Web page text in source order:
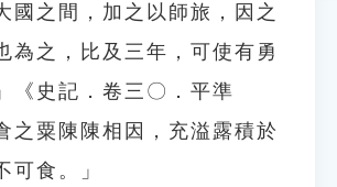
國之間，加之以師旅，因之
為之，比及三年，可使有勇
《史記．卷三〇．平準
之粟陳陳相因，充溢露積於
可食。」